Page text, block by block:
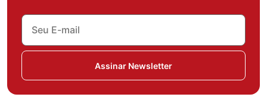
Assinar Newsletter